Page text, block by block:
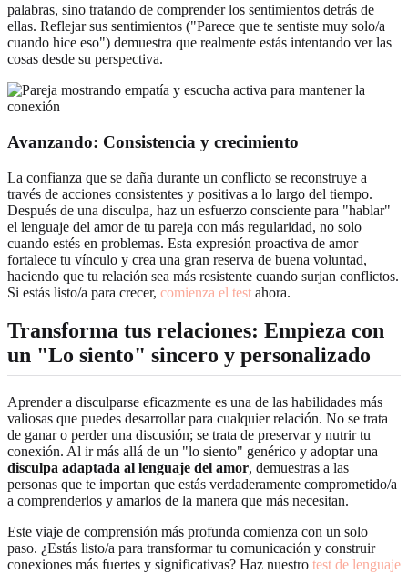
palabras, sino tratando de comprender los sentimientos detrás de
ellas. Reflejar sus sentimientos ("Parece que te sentiste muy solo/a
cuando hice eso") demuestra que realmente estás intentando ver las
cosas desde su perspectiva.
Avanzando: Consistencia y crecimiento
La confianza que se daña durante un conflicto se reconstruye a
través de acciones consistentes y positivas a lo largo del tiempo.
Después de una disculpa, haz un esfuerzo consciente para "hablar"
el lenguaje del amor de tu pareja con más regularidad, no solo
cuando estés en problemas. Esta expresión proactiva de amor
fortalece tu vínculo y crea una gran reserva de buena voluntad,
haciendo que tu relación sea más resistente cuando surjan conflictos.
Si estás listo/a para crecer, comienza el test ahora.
Transforma tus relaciones: Empieza con
un "Lo siento" sincero y personalizado
Aprender a disculparse eficazmente es una de las habilidades más
valiosas que puedes desarrollar para cualquier relación. No se trata
de ganar o perder una discusión; se trata de preservar y nutrir tu
conexión. Al ir más allá de un "lo siento" genérico y adoptar una
disculpa adaptada al lenguaje del amor, demuestras a las
personas que te importan que estás verdaderamente comprometido/a
a comprenderlos y amarlos de la manera que más necesitan.
Este viaje de comprensión más profunda comienza con un solo
paso. ¿Estás listo/a para transformar tu comunicación y construir
conexiones más fuertes y significativas? Haz nuestro test de lenguaje